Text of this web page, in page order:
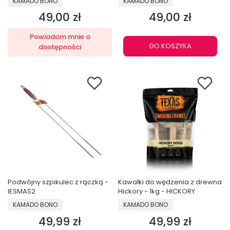
Cena
49,00 zł
Powiadom mnie o
dostępności
Cena
49,00 zł
DO KOSZYKA
Podwójny szpikulec z rączką -
IESMAS2
PRODUCENT
KAMADO BONO
Cena
49,99 zł
Kawałki do wędzenia z drewna
Hickory - 1kg - HICKORY
PRODUCENT
KAMADO BONO
Cena
49,99 zł